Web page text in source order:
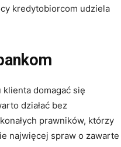
kredytobiorcom udziela
domagać się
działać bez
prawników, którzy
najwięcej spraw o zawarte